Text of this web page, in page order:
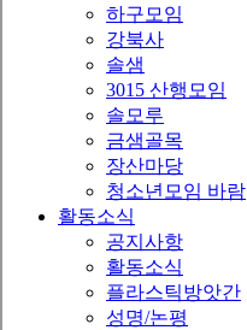
하구모임
강북사
솔샘
3015 산행모임
솔모루
금샘골목
장산마당
청소년모임 바람
활동소식
공지사항
활동소식
플라스틱방앗간
성명/논평